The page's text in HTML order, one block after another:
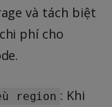
và tách biệt
phí cho
region : Khi